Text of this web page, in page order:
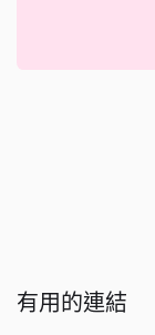
有用的連結